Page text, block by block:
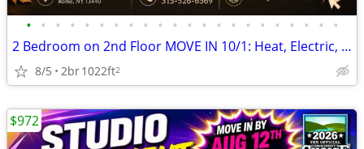
• • • • • • • • • • • • • • • • • • • • • •
2 Bedroom on 2nd Floor MOVE IN 10/1: Heat, Electric, Cable & WiFi Incl
8/5 2br1022ft2
$972